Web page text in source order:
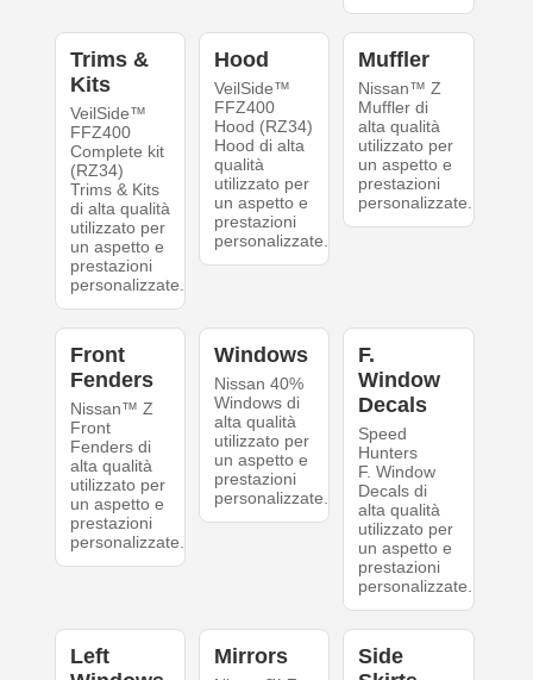
Trims &
Kits
VeilSide™
FFZ400
Complete kit
(RZ34)
Trims & Kits
di alta qualità
utilizzato per
un aspetto e
prestazioni
personalizzate.
Hood
VeilSide™
FFZ400
Hood (RZ34)
Hood di alta
qualità
utilizzato per
un aspetto e
prestazioni
personalizzate.
Muffler
Nissan™ Z
Muffler di
alta qualità
utilizzato per
un aspetto e
prestazioni
personalizzate.
Front
Fenders
Nissan™ Z
Front
Fenders di
alta qualità
utilizzato per
un aspetto e
prestazioni
personalizzate.
Windows
Nissan 40%
Windows di
alta qualità
utilizzato per
un aspetto e
prestazioni
personalizzate.
F.
Window
Decals
Speed
Hunters
F. Window
Decals di
alta qualità
utilizzato per
un aspetto e
prestazioni
personalizzate.
Left
Mirrors
Side